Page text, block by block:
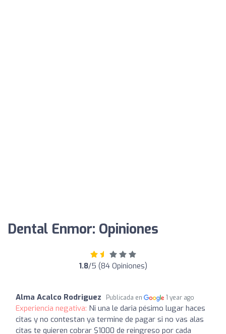
Dental Enmor: Opiniones
1.8/5 (84 Opiniones)
Alma Acalco Rodriguez Publicada en 1 year ago
Experiencia negativa: Ni una le daria pésimo lugar haces
citas y no contestan ya termine de pagar si no vas alas
citas te quieren cobrar $1000 de reingreso por cada